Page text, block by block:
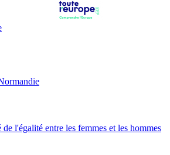
l'égalité entre les femmes et les hommes